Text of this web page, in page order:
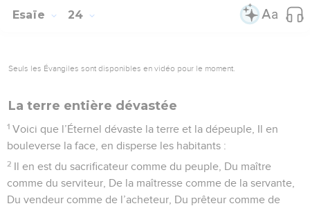
Esaïe 24
Seuls les Évangiles sont disponibles en vidéo pour le moment.
La terre entière dévastée
1 Voici que l’Éternel dévaste la terre et la dépeuple, Il en
bouleverse la face, en disperse les habitants :
2 Il en est du sacrificateur comme du peuple, Du maître
comme du serviteur, De la maîtresse comme de la servante,
Du vendeur comme de l’acheteur, Du prêteur comme de